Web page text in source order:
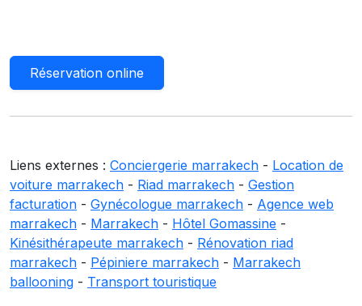
Réservation online
Liens externes : Conciergerie marrakech - Location de
voiture marrakech - Riad marrakech - Gestion
facturation - Gynécologue marrakech - Agence web
marrakech - Marrakech - Hôtel Gomassine -
Kinésithérapeute marrakech - Rénovation riad
marrakech - Pépiniere marrakech - Marrakech
ballooning - Transport touristique